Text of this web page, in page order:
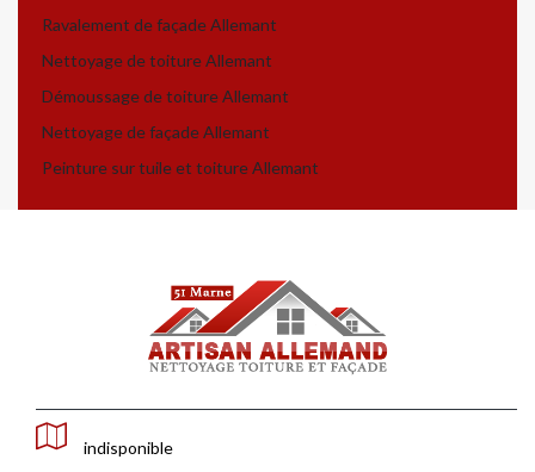
Ravalement de façade Allemant
Nettoyage de toiture Allemant
Démoussage de toiture Allemant
Nettoyage de façade Allemant
Peinture sur tuile et toiture Allemant
indisponible